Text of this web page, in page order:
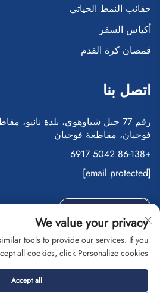
حقائب النمط الحياتي
أكياس السفر
قمصان كرة القدم
اتصل بنا
رقم 77 جبل شياوهوي، بلدة نانيو،
فوجيان، مقاطعة فوجيان
+86-138 5042 6917
[email protected]
حقوق النشر © شركة فوجيان
سياسة
We value your privacy
tools to provide our services. If you
all cookies, click Personalize cookies.
Accept all